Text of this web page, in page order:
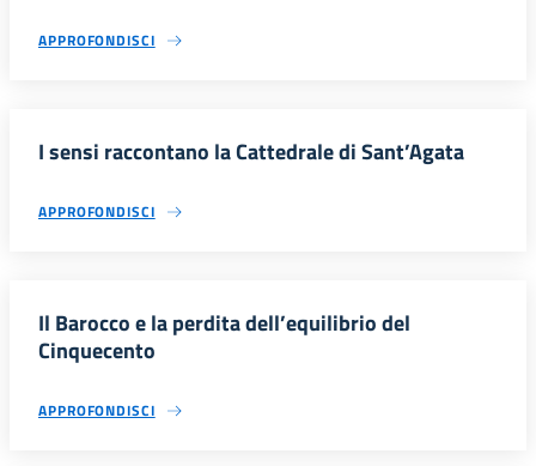
APPROFONDISCI
I sensi raccontano la Cattedrale di Sant’Agata
APPROFONDISCI
Il Barocco e la perdita dell’equilibrio del
Cinquecento
APPROFONDISCI